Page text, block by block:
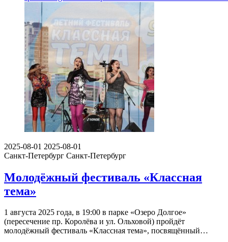
2025-08-01 2025-08-01
Санкт-Петербург Санкт-Петербург
Молодёжный фестиваль «Классная
тема»
1 августа 2025 года, в 19:00 в парке «Озеро Долгое»
(пересечение пр. Королёва и ул. Ольховой) пройдёт
молодёжный фестиваль «Классная тема», посвящённый…